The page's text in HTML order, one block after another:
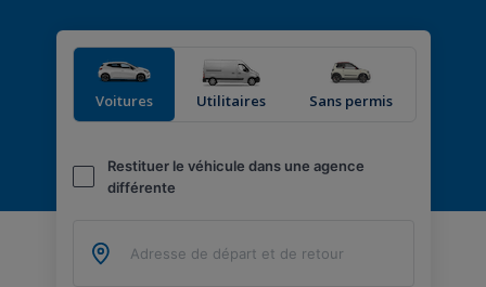
Voitures Utilitaires Sans permis
Restituer le véhicule dans une agence
différente